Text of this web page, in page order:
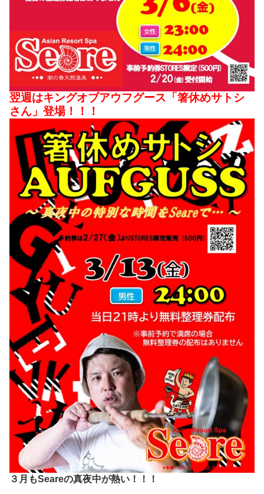
翌週はキングオブアウフグース「箸休めサトシ
さん」登場！！！
３月もSeareの真夜中が熱い！！！